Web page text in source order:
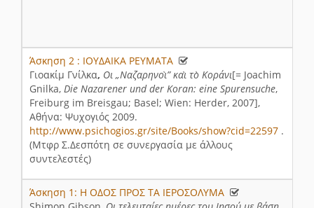
Άσκηση 2 : ΙΟΥΔΑΙΚΑ ΡΕΥΜΑΤΑ
Γιοακίμ Γνίλκα, Οι „Ναζαρηνοὶ” καὶ τὸ Κοράνι[= Joachim
Gnilka, Die Nazarener und der Koran: eine Spurensuche,
Freiburg im Breisgau; Basel; Wien: Herder, 2007],
Αθήνα: Ψυχογιός 2009.
http://www.psichogios.gr/site/Books/show?cid=22597 .
(Μτφρ Σ.Δεσπότη σε συνεργασία με άλλους
συντελεστές)
Άσκηση 1: Η ΟΔΟΣ ΠΡΟΣ ΤΑ ΙΕΡΟΣΟΛΥΜΑ